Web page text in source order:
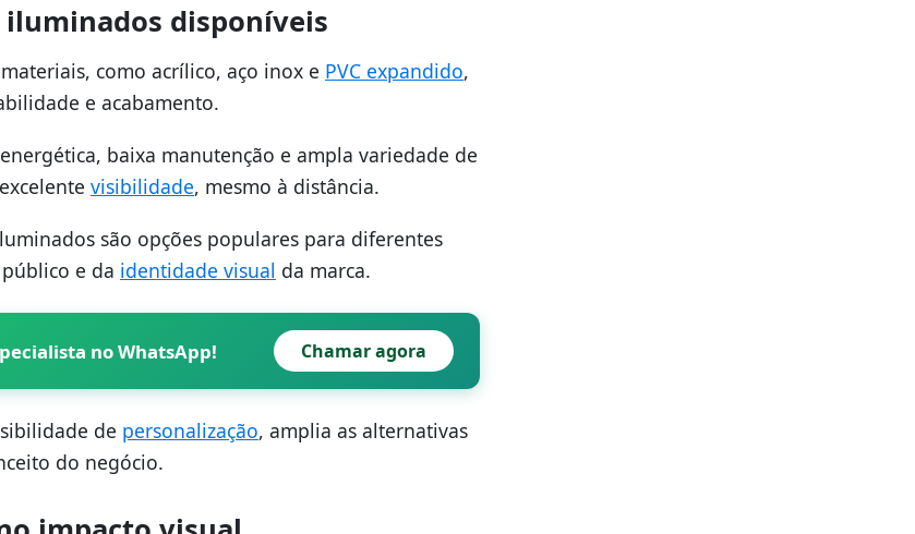
disponíveis
como acrílico, aço inox e PVC expandido,
e acabamento.
baixa manutenção e ampla variedade de
visibilidade, mesmo à distância.
são opções populares para diferentes
e da identidade visual da marca.
no WhatsApp! Chamar agora
de personalização, amplia as alternativas
do negócio.